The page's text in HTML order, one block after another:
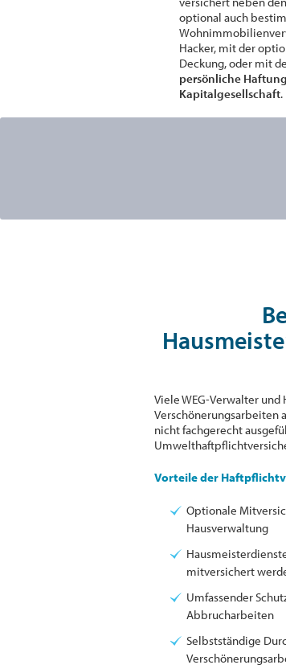
optional auch
Hacker, mit der
Deckung, oder mit
persönliche
Kapitalgesellschaft.
Viele WEG-Verwalter
Verschönerungsarbeiten
nicht fachgerecht
Vorteile der
Optionale
Hausverwaltung
mitversichert
Umfassender
Abbrucharbeiten
Selbstständige